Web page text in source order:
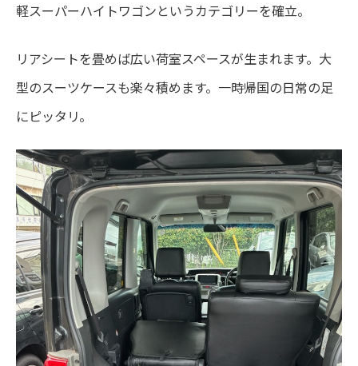
軽スーパーハイトワゴンというカテゴリーを確立。
リアシートを畳めば広い荷室スペースが生まれます。大
型のスーツケースも楽々積めます。一時帰国の日常の足
にピッタリ。